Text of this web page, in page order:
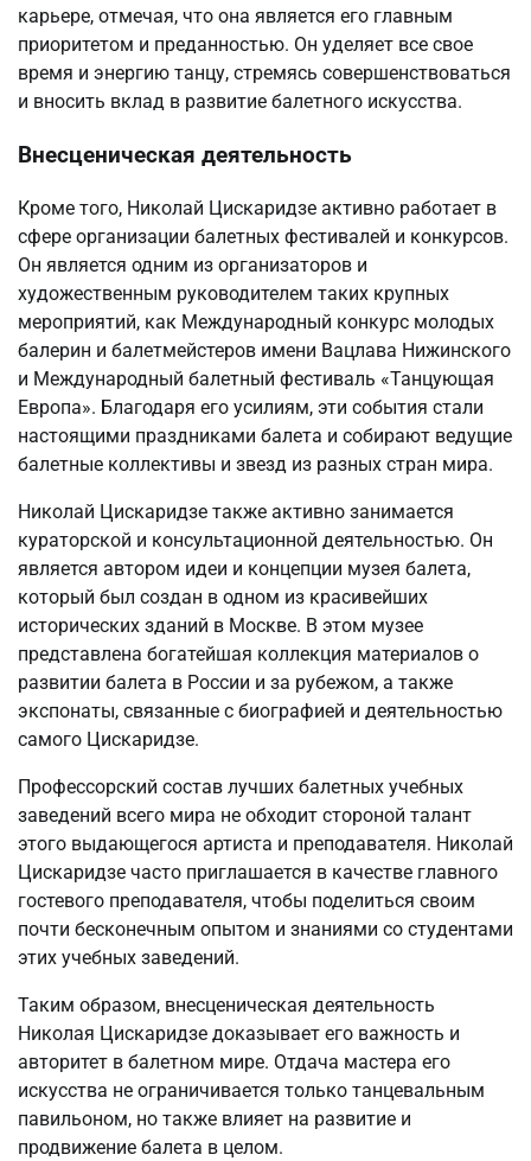
карьере, отмечая, что она является его главным
приоритетом и преданностью. Он уделяет все свое
время и энергию танцу, стремясь совершенствоваться
и вносить вклад в развитие балетного искусства.
Внесценическая деятельность
Кроме того, Николай Цискаридзе активно работает в
сфере организации балетных фестивалей и конкурсов.
Он является одним из организаторов и
художественным руководителем таких крупных
мероприятий, как Международный конкурс молодых
балерин и балетмейстеров имени Вацлава Нижинского
и Международный балетный фестиваль «Танцующая
Европа». Благодаря его усилиям, эти события стали
настоящими праздниками балета и собирают ведущие
балетные коллективы и звезд из разных стран мира.
Николай Цискаридзе также активно занимается
кураторской и консультационной деятельностью. Он
является автором идеи и концепции музея балета,
который был создан в одном из красивейших
исторических зданий в Москве. В этом музее
представлена богатейшая коллекция материалов о
развитии балета в России и за рубежом, а также
экспонаты, связанные с биографией и деятельностью
самого Цискаридзе.
Профессорский состав лучших балетных учебных
заведений всего мира не обходит стороной талант
этого выдающегося артиста и преподавателя. Николай
Цискаридзе часто приглашается в качестве главного
гостевого преподавателя, чтобы поделиться своим
почти бесконечным опытом и знаниями со студентами
этих учебных заведений.
Таким образом, внесценическая деятельность
Николая Цискаридзе доказывает его важность и
авторитет в балетном мире. Отдача мастера его
искусства не ограничивается только танцевальным
павильоном, но также влияет на развитие и
продвижение балета в целом.